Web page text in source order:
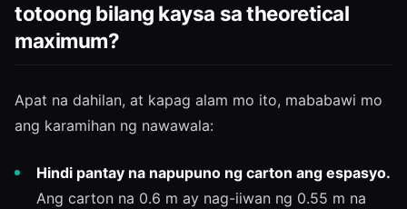
totoong bilang kaysa sa theoretical
maximum?
Apat na dahilan, at kapag alam mo ito, mababawi mo
ang karamihan ng nawawala:
Hindi pantay na napupuno ng carton ang espasyo.
Ang carton na 0.6 m ay nag-iiwan ng 0.55 m na